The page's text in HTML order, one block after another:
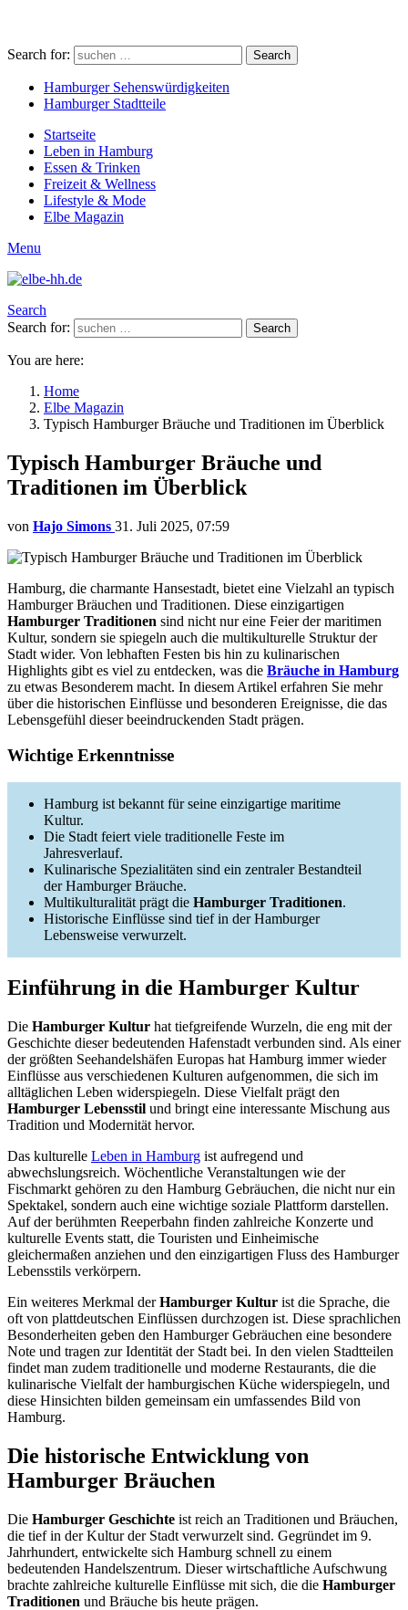
Search for: Search
Hamburger Sehenswürdigkeiten
Hamburger Stadtteile
Startseite
Leben in Hamburg
Essen & Trinken
Freizeit & Wellness
Lifestyle & Mode
Elbe Magazin
Menu
Search
Search for:
Search
You are here:
Home
Elbe Magazin
Typisch Hamburger Bräuche und Traditionen im Überblick
Typisch Hamburger Bräuche und
Traditionen im Überblick
von Hajo Simons 31. Juli 2025, 07:59
Hamburg, die charmante Hansestadt, bietet eine Vielzahl an typisch
Hamburger Bräuchen und Traditionen. Diese einzigartigen
Hamburger Traditionen sind nicht nur eine Feier der maritimen
Kultur, sondern sie spiegeln auch die multikulturelle Struktur der
Stadt wider. Von lebhaften Festen bis hin zu kulinarischen
Highlights gibt es viel zu entdecken, was die Bräuche in Hamburg
zu etwas Besonderem macht. In diesem Artikel erfahren Sie mehr
über die historischen Einflüsse und besonderen Ereignisse, die das
Lebensgefühl dieser beeindruckenden Stadt prägen.
Wichtige Erkenntnisse
Hamburg ist bekannt für seine einzigartige maritime
Kultur.
Die Stadt feiert viele traditionelle Feste im
Jahresverlauf.
Kulinarische Spezialitäten sind ein zentraler Bestandteil
der Hamburger Bräuche.
Multikulturalität prägt die Hamburger Traditionen.
Historische Einflüsse sind tief in der Hamburger
Lebensweise verwurzelt.
Einführung in die Hamburger Kultur
Die Hamburger Kultur hat tiefgreifende Wurzeln, die eng mit der
Geschichte dieser bedeutenden Hafenstadt verbunden sind. Als einer
der größten Seehandelshäfen Europas hat Hamburg immer wieder
Einflüsse aus verschiedenen Kulturen aufgenommen, die sich im
alltäglichen Leben widerspiegeln. Diese Vielfalt prägt den
Hamburger Lebensstil und bringt eine interessante Mischung aus
Tradition und Modernität hervor.
Das kulturelle Leben in Hamburg ist aufregend und
abwechslungsreich. Wöchentliche Veranstaltungen wie der
Fischmarkt gehören zu den Hamburg Gebräuchen, die nicht nur ein
Spektakel, sondern auch eine wichtige soziale Plattform darstellen.
Auf der berühmten Reeperbahn finden zahlreiche Konzerte und
kulturelle Events statt, die Touristen und Einheimische
gleichermaßen anziehen und den einzigartigen Fluss des Hamburger
Lebensstils verkörpern.
Ein weiteres Merkmal derHamburger Kultur ist die Sprache, die
oft von plattdeutschen Einflüssen durchzogen ist. Diese sprachlichen
Besonderheiten geben den Hamburger Gebräuchen eine besondere
Note und tragen zur Identität der Stadt bei. In den vielen Stadtteilen
findet man zudem traditionelle und moderne Restaurants, die die
kulinarische Vielfalt der hamburgischen Küche widerspiegeln, und
diese Hinsichten bilden gemeinsam ein umfassendes Bild von
Hamburg.
Die historische Entwicklung von
Hamburger Bräuchen
Die Hamburger Geschichte ist reich an Traditionen und Bräuchen,
die tief in der Kultur der Stadt verwurzelt sind. Gegründet im 9.
Jahrhundert, entwickelte sich Hamburg schnell zu einem
bedeutenden Handelszentrum. Dieser wirtschaftliche Aufschwung
brachte zahlreiche kulturelle Einflüsse mit sich, die die Hamburger
Traditionen und Bräuche bis heute prägen.